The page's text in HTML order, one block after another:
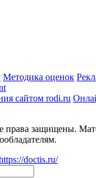
Методика оценок
сайтом rodi.ru
права защищены.
doctis.ru/